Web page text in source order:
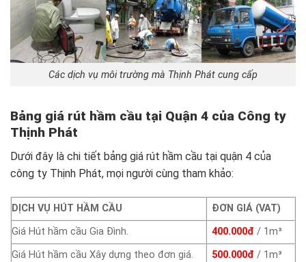
Các dịch vụ môi trường mà Thịnh Phát cung cấp
Bảng giá rút hầm cầu tại Quận 4 của Công ty
Thịnh Phát
Dưới đây là chi tiết bảng giá rút hầm cầu tại quận 4 của
công ty Thịnh Phát, mọi người cùng tham khảo:
DỊCH VỤ HÚT HẦM CẦU
ĐƠN GIÁ (VAT)
Giá Hút hầm cầu Gia Đình.
400.000đ / 1m³
Giá Hút hầm cầu Xây dựng theo đơn giá.
500.000đ / 1m³